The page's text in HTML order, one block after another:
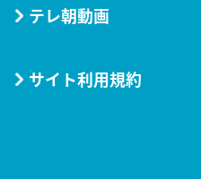
テレ朝動画
サイト利用規約